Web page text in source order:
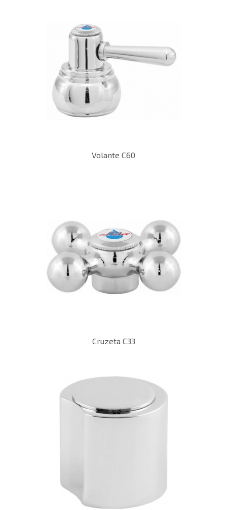
Volante C60
Cruzeta C33